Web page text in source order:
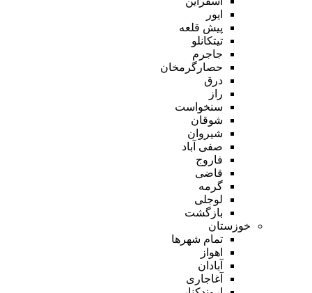
ایور
پیش قلعه
تیتکانلو
جاجرم
حصارگرمخان
درق
راز
سنخواست
شوقان
شیروان
صفی آباد
فاروج
قاضی
گرمه
لوجلی
بازگشت
خوزستان
تمام شهر‌ها
اهواز
آبادان
آغاجاری